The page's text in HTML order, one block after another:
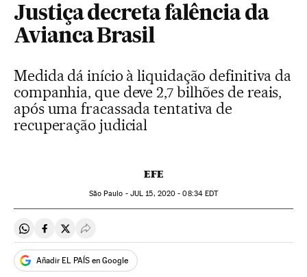
Justiça decreta falência da
Avianca Brasil
Medida dá início à liquidação definitiva da
companhia, que deve 2,7 bilhões de reais,
após uma fracassada tentativa de
recuperação judicial
EFE
São Paulo - JUL 15, 2020 - 08:34EDT
Compartir en Whatsapp
Compartir en Facebook
Compartir en Twitter
Desplegar Redes Sociales
Añadir EL PAÍS en Google